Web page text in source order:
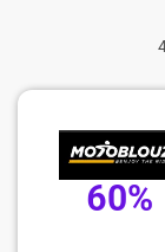
60%